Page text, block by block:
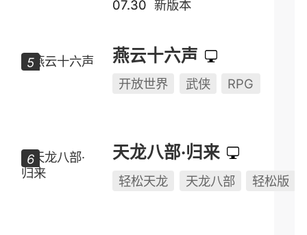
07.30 新版本
燕云十六声
开放世界 武侠 RPG
天龙八部·归来
轻松天龙 天龙八部 轻松版